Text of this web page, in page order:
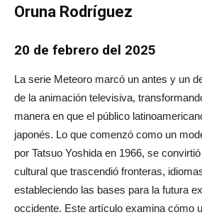
Oruna Rodríguez
20 de febrero del 2025
La serie Meteoro marcó un antes y un
de la animación televisiva,
manera en que el público
japonés. Lo que comenzó como un
por Tatsuo Yoshida en 1966, se
cultural que trascendió fronteras,
estableciendo las bases para la futura
occidente. Este artículo examina cómo